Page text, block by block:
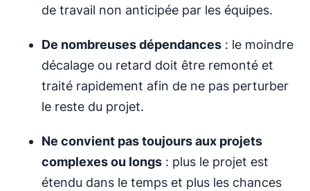
de travail non anticipée par les équipes.
De nombreuses dépendances : le moindre
décalage ou retard doit être remonté et
traité rapidement afin de ne pas perturber
le reste du projet.
Ne convient pas toujours aux projets
complexes ou longs : plus le projet est
étendu dans le temps et plus les chances